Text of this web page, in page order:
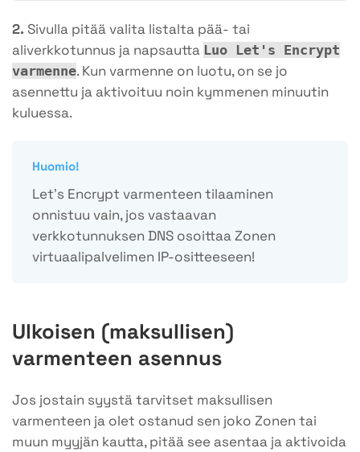
2. Sivulla pitää valita listalta pää- tai
aliverkkotunnus ja napsautta Luo Let's Encrypt
varmenne. Kun varmenne on luotu, on se jo
asennettu ja aktivoituu noin kymmenen minuutin
kuluessa.
Huomio!
Let’s Encrypt varmenteen tilaaminen
onnistuu vain, jos vastaavan
verkkotunnuksen DNS osoittaa Zonen
virtuaalipalvelimen IP-ositteeseen!
Ulkoisen (maksullisen)
varmenteen asennus
Jos jostain syystä tarvitset maksullisen
varmenteen ja olet ostanud sen joko Zonen tai
muun myyjän kautta, pitää see asentaa ja aktivoida